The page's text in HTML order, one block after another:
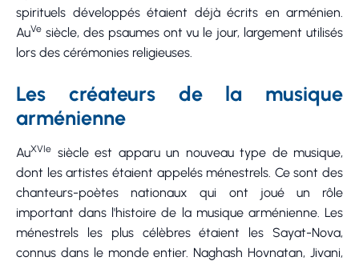
spirituels développés étaient déjà écrits en arménien.
AuVe siècle, des psaumes ont vu le jour, largement utilisés
lors des cérémonies religieuses.
Les créateurs de la musique
arménienne
AuXVIe siècle est apparu un nouveau type de musique,
dont les artistes étaient appelés ménestrels. Ce sont des
chanteurs-poètes nationaux qui ont joué un rôle
important dans l'histoire de la musique arménienne. Les
ménestrels les plus célèbres étaient les Sayat-Nova,
connus dans le monde entier. Naghash Hovnatan, Jivani,